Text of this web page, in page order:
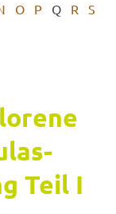
O P Q R
S
Teil I